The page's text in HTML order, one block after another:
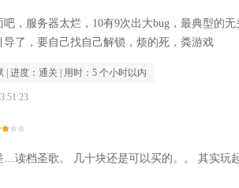
吧，服务器太烂，10有9次出大bug，最典型的
导了，要自己找自己解锁，烦的死，粪游戏
| 进度： 通关 | 用时： 5 个小时以内
…读档圣歌。 几十块还是可以买的。。 其实玩